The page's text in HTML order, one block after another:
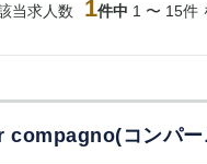
当求人数 1件中 1 〜 15件
compagno(コンパー
②西麻布
大山